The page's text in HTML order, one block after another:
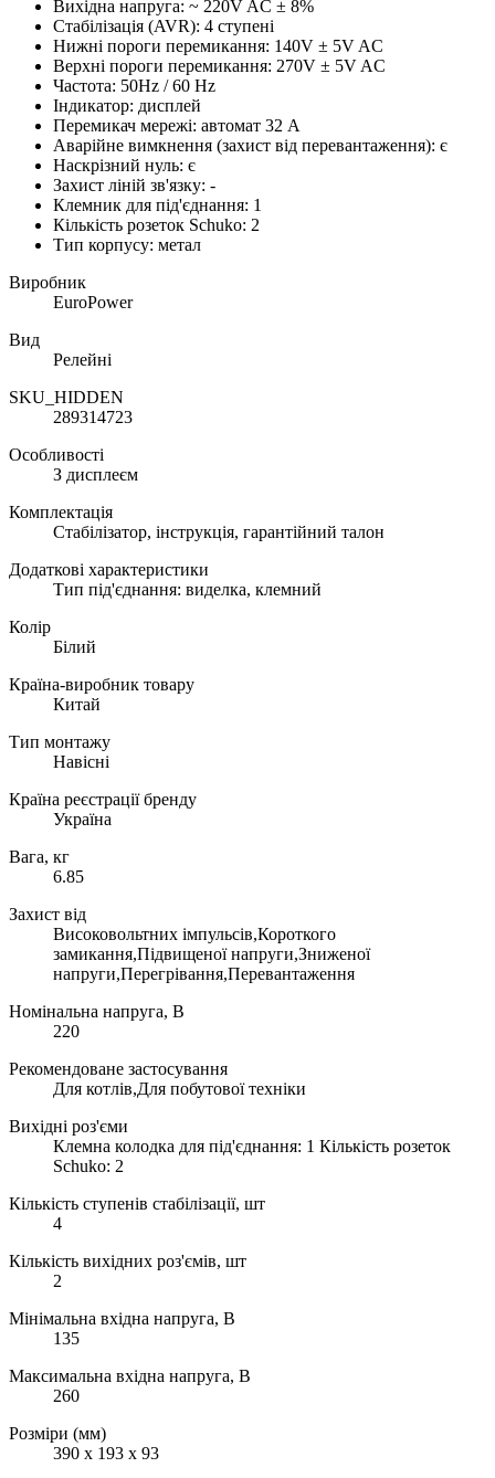
Вихідна напруга: ~ 220V AC ± 8%
Стабілізація (AVR): 4 ступені
Нижні пороги перемикання: 140V ± 5V AC
Верхні пороги перемикання: 270V ± 5V AC
Частота: 50Hz / 60 Hz
Індикатор: дисплей
Перемикач мережі: автомат 32 А
Аварійне вимкнення (захист від перевантаження): є
Наскрізний нуль: є
Захист ліній зв'язку: -
Клемник для під'єднання: 1
Кількість розеток Schuko: 2
Тип корпусу: метал
Виробник
EuroPower
Вид
Релейні
SKU_HIDDEN
289314723
Особливості
З дисплеєм
Комплектація
Стабілізатор, інструкція, гарантійний талон
Додаткові характеристики
Тип під'єднання: виделка, клемний
Колір
Білий
Країна-виробник товару
Китай
Тип монтажу
Навісні
Країна реєстрації бренду
Україна
Вага, кг
6.85
Захист від
Високовольтних імпульсів,Короткого
замикання,Підвищеної напруги,Зниженої
напруги,Перегрівання,Перевантаження
Номінальна напруга, В
220
Рекомендоване застосування
Для котлів,Для побутової техніки
Вихідні роз'єми
Клемна колодка для під'єднання: 1 Кількість розеток
Schuko: 2
Кількість ступенів стабілізації, шт
4
Кількість вихідних роз'ємів, шт
2
Мінімальна вхідна напруга, В
135
Максимальна вхідна напруга, В
260
Розміри (мм)
390 х 193 х 93